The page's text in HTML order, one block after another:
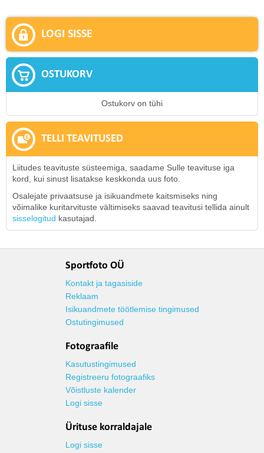
LOGI SISSE
OSTUKORV
Ostukorv on tühi
TELLI TEAVITUSED
Liitudes teavituste süsteemiga, saadame Sulle teavituse iga
kord, kui sinust lisatakse keskkonda uus foto.
Osalejate privaatsuse ja isikuandmete kaitsmiseks ning
võimalike kuritarvituste vältimiseks saavad teavitusi tellida ainult
sisselogitud kasutajad.
Sportfoto OÜ
Kontakt ja tagasiside
Reklaam
Isikuandmete töötlemise tingimused
Ostutingimused
Fotograafile
Kasutustingimused
Registreeru fotograafiks
Võistluste kalender
Logi sisse
Ürituse korraldajale
Logi sisse